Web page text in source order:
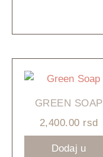
GREEN SOAP
2,400.00 rsd
Dodaj u